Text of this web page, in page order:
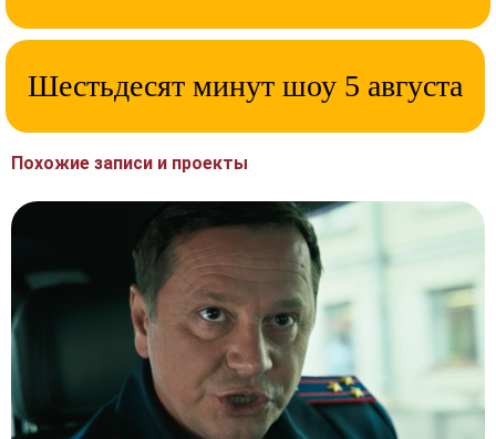
Шестьдесят минут шоу 5 августа
Похожие записи и проекты